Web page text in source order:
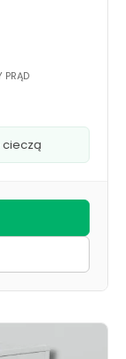
PRĄD
cieczą